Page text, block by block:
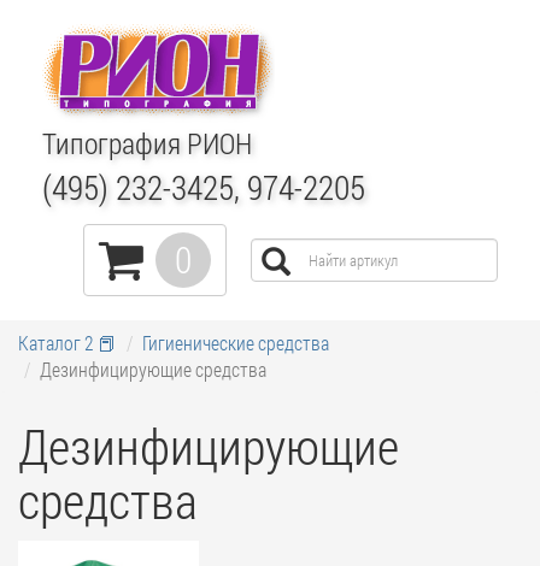
Типография РИОН
(495) 232-3425, 974-2205
0
Каталог 2 📕
Гигиенические средства
Дезинфицирующие средства
Дезинфицирующие
средства